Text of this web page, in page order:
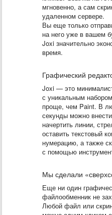
мгновенно, а сам
удаленном сервере.
Вы еще только
на него уже в вашем
Joxi значительно
время.
Графический
Joxi — это
с уникальным
проще, чем Paint. В
секунды можно
начертить линии,
оставить текстовый
нумерацию, а также
с помощью
Мы сделали
Еще ни один
файлообменник не
Любой файл или